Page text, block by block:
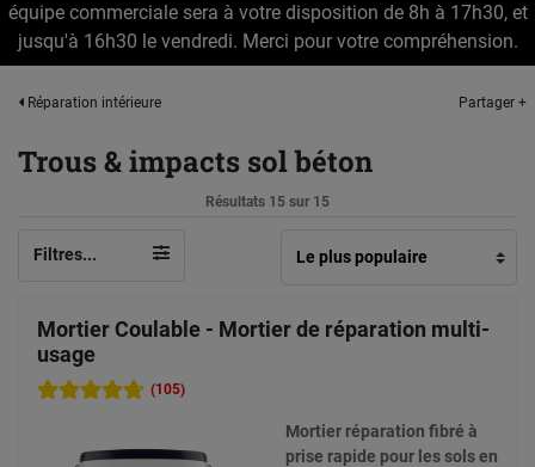
équipe commerciale sera à votre disposition de 8h à 17h30, et
jusqu'à 16h30 le vendredi. Merci pour votre compréhension.
Réparation intérieure Partager +
Trous & impacts sol béton
Résultats 15 sur 15
Filtres...
Mortier Coulable - Mortier de réparation multi-
usage
(105)
Mortier réparation fibré à
prise rapide pour les sols en